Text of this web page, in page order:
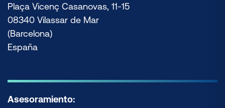
Plaça Vicenç Casanovas, 11-15
08340 Vilassar de Mar
(Barcelona)
España
Asesoramiento: